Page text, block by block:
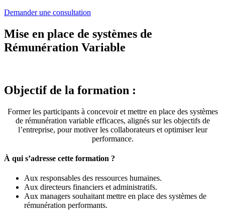
Demander une consultation
Mise en place de systèmes de
Rémunération Variable
Objectif de la formation :
Former les participants à concevoir et mettre en place des systèmes
de rémunération variable efficaces, alignés sur les objectifs de
l’entreprise, pour motiver les collaborateurs et optimiser leur
performance.
À qui s’adresse cette formation ?
Aux responsables des ressources humaines.
Aux directeurs financiers et administratifs.
Aux managers souhaitant mettre en place des systèmes de
rémunération performants.